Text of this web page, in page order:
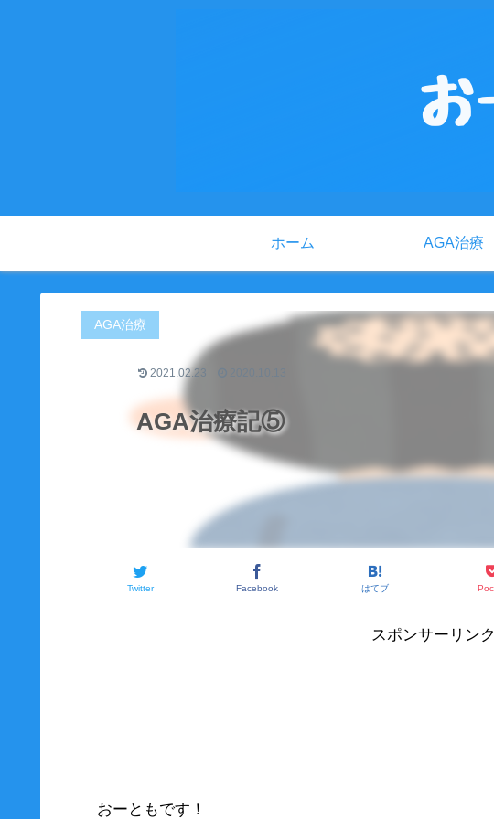
ホーム AGA治療
AGA治療記⑤
AGA治療
Twitter Facebook はてブ
2021.02.23
スポンサーリンク
おーともです！